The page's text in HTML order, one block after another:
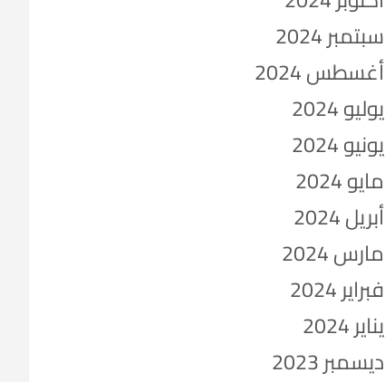
سبتمبر 2024
أغسطس 2024
يوليو 2024
يونيو 2024
مايو 2024
أبريل 2024
مارس 2024
فبراير 2024
يناير 2024
ديسمبر 2023